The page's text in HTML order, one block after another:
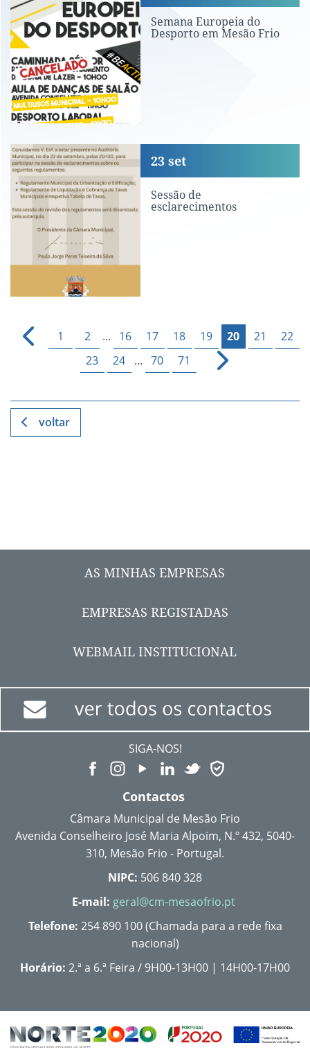
Semana Europeia do
Desporto em Mesão Frio
Sessão de esclarecimentos
Sessão de
esclarecimentos
23 set
1 2 ... 16 17 18 19 20 21
22
23
24 ... 70 71
voltar
AS MINHAS EMPRESAS
EMPRESAS REGISTADAS
WEBMAIL INSTITUCIONAL
SIGA-NOS!
Contactos
Câmara Municipal de Mesão Frio
Avenida Conselheiro José Maria Alpoim, N.º 432, 5040-
310, Mesão Frio - Portugal.
NIPC: 506 840 328
E-mail: geral@cm-mesaofrio.pt
Telefone: 254 890 100 (Chamada para a rede fixa
nacional)
Horário: 2.ª a 6.ª Feira / 9H00-13H00 | 14H00-17H00